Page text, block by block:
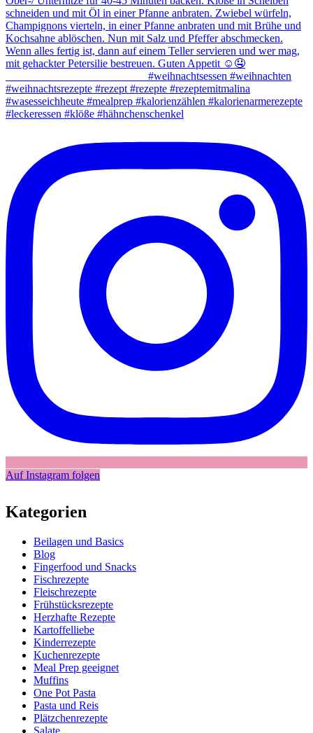
Auf Instagram folgen
Kategorien
Beilagen und Basics
Blog
Fingerfood und Snacks
Fischrezepte
Fleischrezepte
Frühstücksrezepte
Herzhafte Rezepte
Kartoffelliebe
Kinderrezepte
Kuchenrezepte
Meal Prep geeignet
Muffins
One Pot Pasta
Pasta und Reis
Plätzchenrezepte
Salate